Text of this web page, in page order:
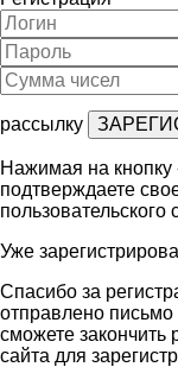
рассылку
Нажимая на кнопку
подтверждаете
пользовательского
Уже
Спасибо за
отправлено
сможете закончить
сайта для